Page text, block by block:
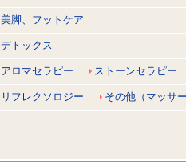
美脚、フットケア
デトックス
アロマセラピー ストーンセラピー
リフレクソロジー その他（マッサ